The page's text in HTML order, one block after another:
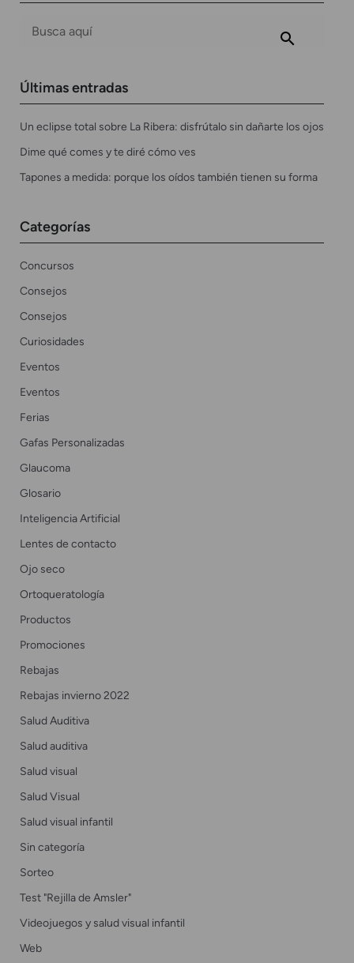
Últimas entradas
Un eclipse total sobre La Ribera: disfrútalo sin dañarte los ojos
Dime qué comes y te diré cómo ves
Tapones a medida: porque los oídos también tienen su forma
Categorías
Concursos
Consejos
Consejos
Curiosidades
Eventos
Eventos
Ferias
Gafas Personalizadas
Glaucoma
Glosario
Inteligencia Artificial
Lentes de contacto
Ojo seco
Ortoqueratología
Productos
Promociones
Rebajas
Rebajas invierno 2022
Salud Auditiva
Salud auditiva
Salud visual
Salud Visual
Salud visual infantil
Sin categoría
Sorteo
Test "Rejilla de Amsler"
Videojuegos y salud visual infantil
Web